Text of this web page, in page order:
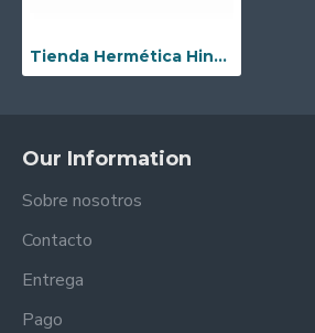
Tienda Hermética Hinchable
Our Information
Sobre nosotros
Contacto
Entrega
Pago